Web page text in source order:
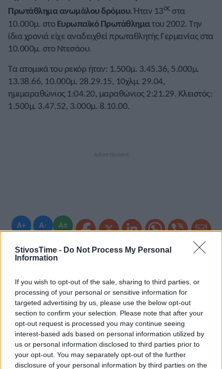
StivosTime - Do Not Process My Personal
Information
If you wish to opt-out of the sale, sharing to third parties, or
processing of your personal or sensitive information for
targeted advertising by us, please use the below opt-out
section to confirm your selection. Please note that after your
opt-out request is processed you may continue seeing
interest-based ads based on personal information utilized by
us or personal information disclosed to third parties prior to
your opt-out. You may separately opt-out of the further
disclosure of your personal information by third parties on the
A+ A- A±
Πρωτάθλημα ανωμάλου δρόμου.Ήταν 13ος στα
10.000μ. στο Ευρωπαϊκό Πρωτάθληματου 2002. Την
ίδια χρονιά είχε αναδειχθεί πρωταθλητής Γερμανίας στα
10.000μ. στο Ντεσάου.
Τα ατομικά του ρεκόρ ήταν: 1.500μ. 3.45.36, 5.000μ.
13.38.66, 10.000μ. 28.29.15, 10χλμ. 29.04,
ημιμαραθώνιος 1:04.20, μαραθώνιος 2:21.29. Κλειστός:
1.500μ. 3.47.52, 3.000μ. 8.10.00.
Εγγραφείτε στο Stivostime των